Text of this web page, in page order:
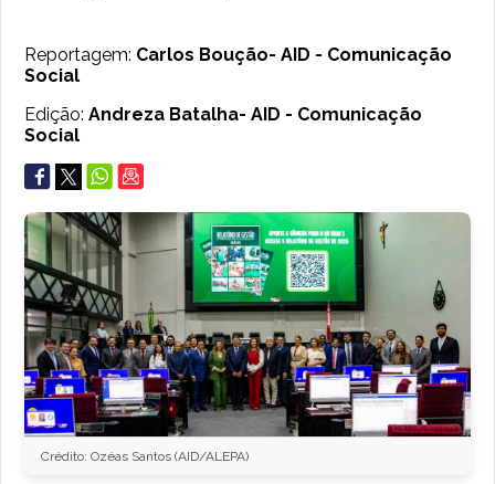
Reportagem: Carlos Boução- AID - Comunicação
Social
Edição:Andreza Batalha- AID - Comunicação
Social
Crédito: Ozéas Santos (AID/ALEPA)